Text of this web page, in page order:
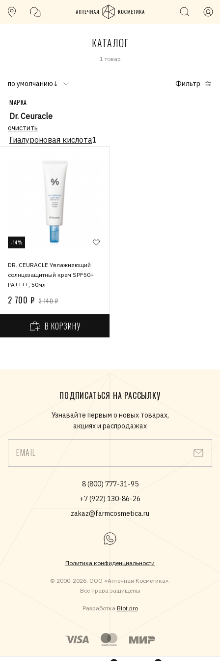
КАТАЛОГ
1 товар
по умолчанию↓ Фильтр
МАРКА:
Dr. Ceuracle
очистить
Гиалуроновая кислота1
-14%
DR. CEURACLE Увлажняющий
солнцезащитный крем SPF50+
PA++++, 50мл
2 700 ₽ 3 140 ₽
В КОРЗИНУ
ПОДПИСАТЬСЯ НА РАССЫЛКУ
Узнавайте первым о новых товарах,
акциях и распродажах
EMAIL
8 (800) 777-31-95
+7 (922) 130-86-26
zakaz@farmcosmetica.ru
Политика конфиденциальности
© 2000-2026. ООО «Аптечная Косметика».
Все права защищены
Разработка Blot.pro